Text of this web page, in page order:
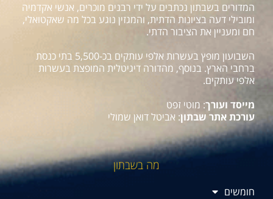
המדורים בשבתון נכתבים על ידי רבנים מוכרים, אנשי אקדמיה
ומובילי דעה בציונות הדתית, והמגזין נוגע בכל מה שאקטואלי,
חם ומעניין את הציבור הדתי.
השבועון מופץ בעשרות אלפי עותקים בכ-5,500 בתי כנסת
ברחבי הארץ. בנוסף, מהדורה דיגיטלית המופצת בעשרות
אלפי עותקים.
מייסד ועורך: מוטי זפט
עורכת אתר שבתון: אביטל דואן שמולי
מה בשבתון
חומשים